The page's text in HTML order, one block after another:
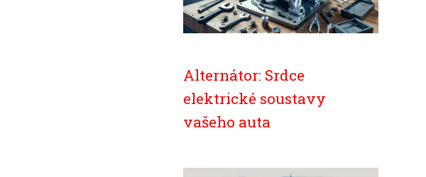
Alternátor: Srdce
elektrické soustavy
vašeho auta